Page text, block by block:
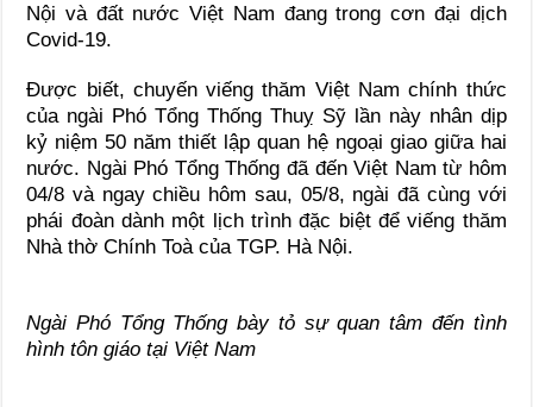
Nội và đất nước Việt Nam đang trong cơn đại dịch
Covid-19.
Được biết, chuyến viếng thăm Việt Nam chính thức
của ngài Phó Tổng Thống Thuỵ Sỹ lần này nhân dịp
kỷ niệm 50 năm thiết lập quan hệ ngoại giao giữa hai
nước. Ngài Phó Tổng Thống đã đến Việt Nam từ hôm
04/8 và ngay chiều hôm sau, 05/8, ngài đã cùng với
phái đoàn dành một lịch trình đặc biệt để viếng thăm
Nhà thờ Chính Toà của TGP. Hà Nội.
Ngài Phó Tổng Thống bày tỏ sự quan tâm đến tình
hình tôn giáo tại Việt Nam